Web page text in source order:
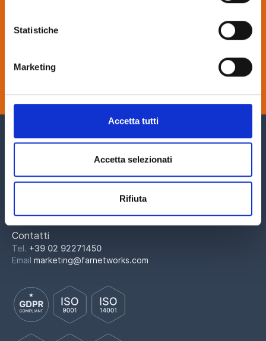
Statistiche
Marketing
Accetta tutti
Accetta selezionati
Rifiuta
in prima persona nei nostri uffici o comodamente
L'employee experience di oggi,
Contatti
Tel. +39 02 92271450
Email marketing@farnetworks.com